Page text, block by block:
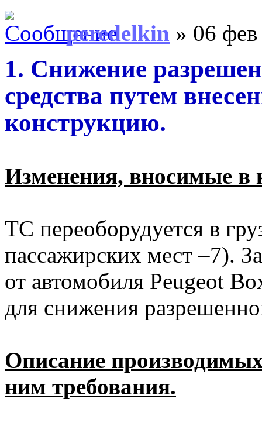
peredelkin » 06
1. Снижение
средства путем
конструкцию.
Изменения, вносимые в
ТС переоборудуется в
пассажирских мест –7).
от автомобиля Peugeot
для снижения
Описание
ним требования.